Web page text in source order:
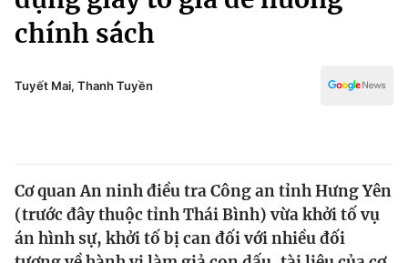
Chính trị
Thế giới
Thể thao
Truyền hình
Đời sống
chính sách
Tuyết Mai, Thanh Tuyền
Cơ quan An ninh điều tra Công an tỉnh Hưng Yên
(trước đây thuộc tỉnh Thái Bình) vừa khởi tố vụ
án hình sự, khởi tố bị can đối với nhiều đối